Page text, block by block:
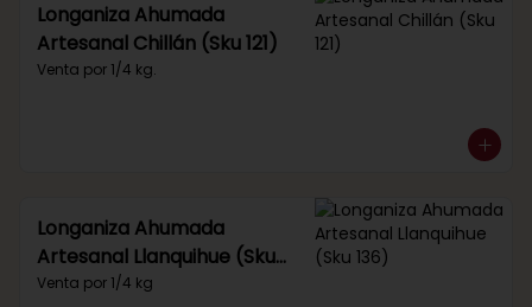
Longaniza Ahumada
Artesanal Chillán (Sku 121)
Venta por 1/4 kg.
Longaniza Ahumada
Artesanal Llanquihue (Sku
136)
Venta por 1/4 kg